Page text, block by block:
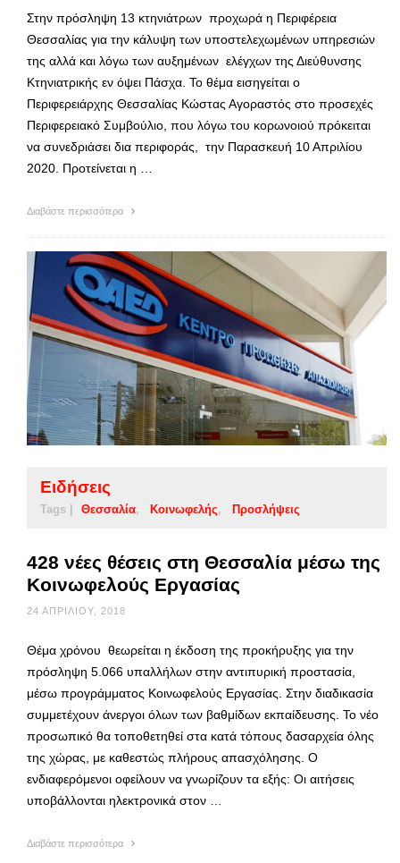
Στην πρόσληψη 13 κτηνιάτρων προχωρά η Περιφέρεια
Θεσσαλίας για την κάλυψη των υποστελεχωμένων υπηρεσιών
της αλλά και λόγω των αυξημένων ελέγχων της Διεύθυνσης
Κτηνιατρικής εν όψει Πάσχα. Το θέμα εισηγείται ο
Περιφερειάρχης Θεσσαλίας Κώστας Αγοραστός στο προσεχές
Περιφερειακό Συμβούλιο, που λόγω του κορωνοιού πρόκειται
να συνεδριάσει δια περιφοράς, την Παρασκευή 10 Απριλίου
2020. Προτείνεται η …
Διαβάστε περισσότερα
Ειδήσεις
Tags | Θεσσαλία Κοινωφελής Προσλήψεις
428 νέες θέσεις στη Θεσσαλία μέσω της
Κοινωφελούς Εργασίας
24 ΑΠΡΙΛΊΟΥ, 2018
Θέμα χρόνου θεωρείται η έκδοση της προκήρυξης για την
πρόσληψη 5.066 υπαλλήλων στην αντιπυρική προστασία,
μέσω προγράμματος Κοινωφελούς Εργασίας. Στην διαδικασία
συμμετέχουν άνεργοι όλων των βαθμίδων εκπαίδευσης. Το νέο
προσωπικό θα τοποθετηθεί στα κατά τόπους δασαρχεία όλης
της χώρας, με καθεστώς πλήρους απασχόλησης. Ο
ενδιαφερόμενοι οφείλουν να γνωρίζουν τα εξής: Οι αιτήσεις
υποβάλλονται ηλεκτρονικά στον …
Διαβάστε περισσότερα